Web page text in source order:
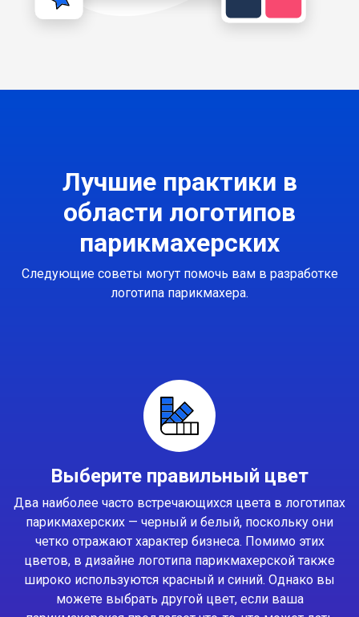
Лучшие практики в
области логотипов
парикмахерских
Следующие советы могут помочь вам в разработке
логотипа парикмахера.
Выберите правильный цвет
Два наиболее часто встречающихся цвета в логотипах
парикмахерских — черный и белый, поскольку они
четко отражают характер бизнеса. Помимо этих
цветов, в дизайне логотипа парикмахерской также
широко используются красный и синий. Однако вы
можете выбрать другой цвет, если ваша